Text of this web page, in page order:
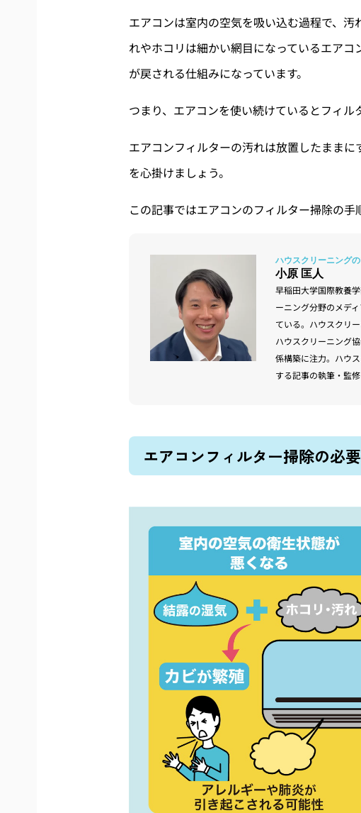
エアコンは室内の空気を吸い込む過程で、
れやホコリは細かい網目になっているエア
が戻される仕組みになっています。
つまり、エアコンを使い続けているとフィル
エアコンフィルターの汚れは放置したまま
を心掛けましょう。
この記事ではエアコンのフィルター掃除の手
小原 匡人
早稲田大学国際教養
ーニング分野のメデ
ている。ハウスクリ
ハウスクリーニング
係構築に注力。ハウ
する記事の執筆・監修
エアコンフィルター掃除の必